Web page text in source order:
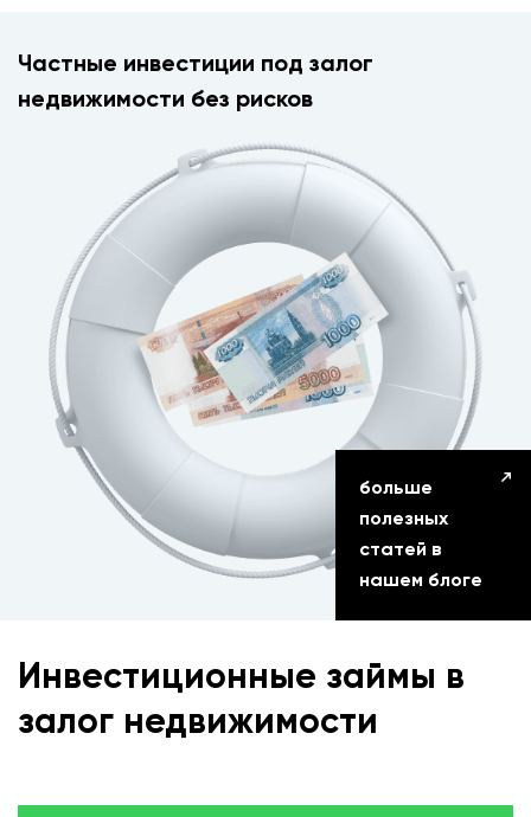
Частные инвестиции под залог
недвижимости без рисков
больше
полезных
статей в
нашем блоге
Инвестиционные займы в
залог недвижимости